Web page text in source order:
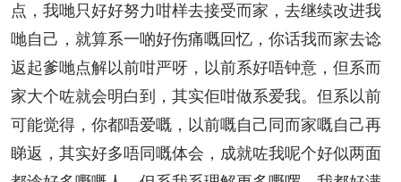
点，我哋只好好努力咁样去接受而家，去继续改进我
哋自己，就算系一啲好伤痛嘅回忆，你话我而家去谂
返起爹哋点解以前咁严呀，以前系好唔钟意，但系而
家大个咗就会明白到，其实佢咁做系爱我。但系以前
可能觉得，你都唔爱嘅，以前嘅自己同而家嘅自己再
睇返，其实好多唔同嘅体会，成就咗我呢个好似两面